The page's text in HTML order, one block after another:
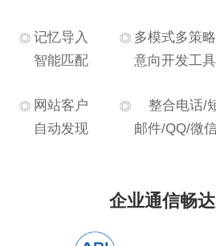
记忆导入
智能匹配
多模式多策略
意向开发工具
网站客户
自动发现
整合电话/
邮件/QQ/微
企业通信畅